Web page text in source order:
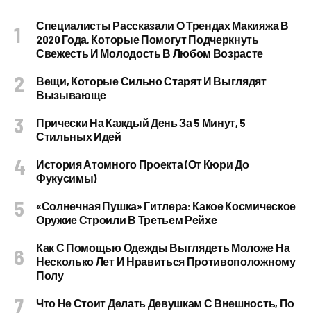
Специалисты Рассказали О Трендах Макияжа В
2020 Года, Которые Помогут Подчеркнуть
Свежесть И Молодость В Любом Возрасте
Вещи, Которые Сильно Старят И Выглядят
Вызывающе
Прически На Каждый День За 5 Минут, 5
Стильных Идей
История Атомного Проекта (от Кюри До
Фукусимы)
«Солнечная Пушка» Гитлера: Какое Космическое
Оружие Строили В Третьем Рейхе
Как С Помощью Одежды Выглядеть Моложе На
Несколько Лет И Нравиться Противоположному
Полу
Что Не Стоит Делать Девушкам С Внешность, По